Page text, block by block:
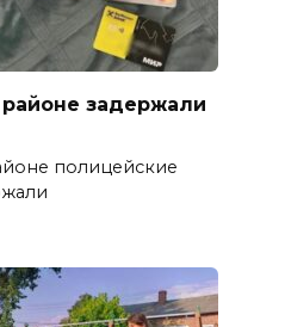
задержали
полицейские